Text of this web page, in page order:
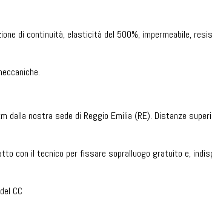
di continuità, elasticità del 500%, impermeabile,
nostra sede di Reggio Emilia (RE). Distanze
con il tecnico per fissare sopralluogo gratuito e,
CC